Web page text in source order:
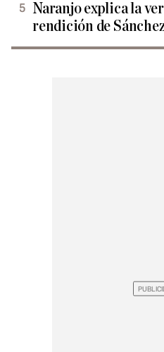
Naranjo explica la
rendición de